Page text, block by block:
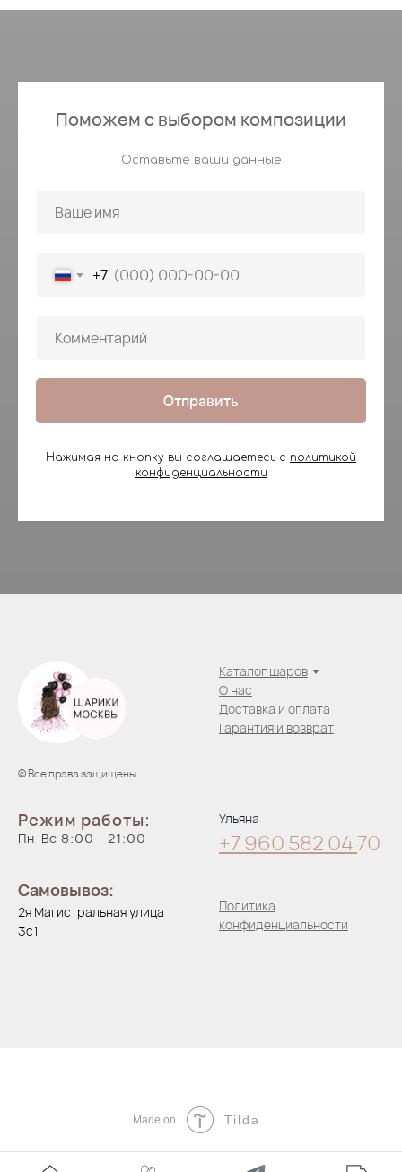
Поможем с выбором композиции
Оставьте ваши данные
+7
Отправить
Нажимая на кнопку вы соглашаетесь с политикой
конфиденциальности
© Все права защищены
Каталог шаров
О нас
Доставка и оплата
Гарантия и возврат
Режим работы:
Пн-Вс 8:00 - 21:00
Самовывоз:
2я Магистральная улица
3с1
Ульяна
+7 960 582 04 70
Политика
конфиденциальности
Made on Tilda